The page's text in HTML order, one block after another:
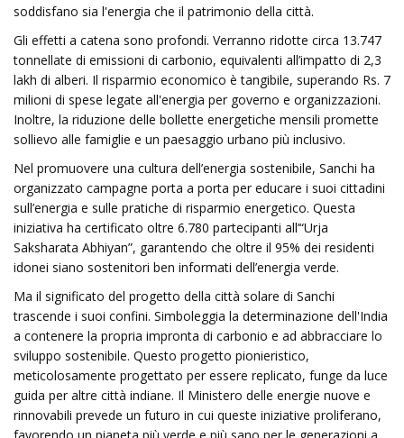
soddisfano sia l'energia che il patrimonio della città.
Gli effetti a catena sono profondi. Verranno ridotte circa 13.747
tonnellate di emissioni di carbonio, equivalenti all’impatto di 2,3
lakh di alberi. Il risparmio economico è tangibile, superando Rs. 7
milioni di spese legate all'energia per governo e organizzazioni.
Inoltre, la riduzione delle bollette energetiche mensili promette
sollievo alle famiglie e un paesaggio urbano più inclusivo.
Nel promuovere una cultura dell’energia sostenibile, Sanchi ha
organizzato campagne porta a porta per educare i suoi cittadini
sull’energia e sulle pratiche di risparmio energetico. Questa
iniziativa ha certificato oltre 6.780 partecipanti all’“Urja
Saksharata Abhiyan”, garantendo che oltre il 95% dei residenti
idonei siano sostenitori ben informati dell’energia verde.
Ma il significato del progetto della città solare di Sanchi
trascende i suoi confini. Simboleggia la determinazione dell'India
a contenere la propria impronta di carbonio e ad abbracciare lo
sviluppo sostenibile. Questo progetto pionieristico,
meticolosamente progettato per essere replicato, funge da luce
guida per altre città indiane. Il Ministero delle energie nuove e
rinnovabili prevede un futuro in cui queste iniziative proliferano,